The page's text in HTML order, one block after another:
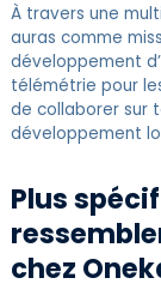
À travers une
auras comme
développement
télémétrie pour
de collaborer sur
développement
Plus
chez